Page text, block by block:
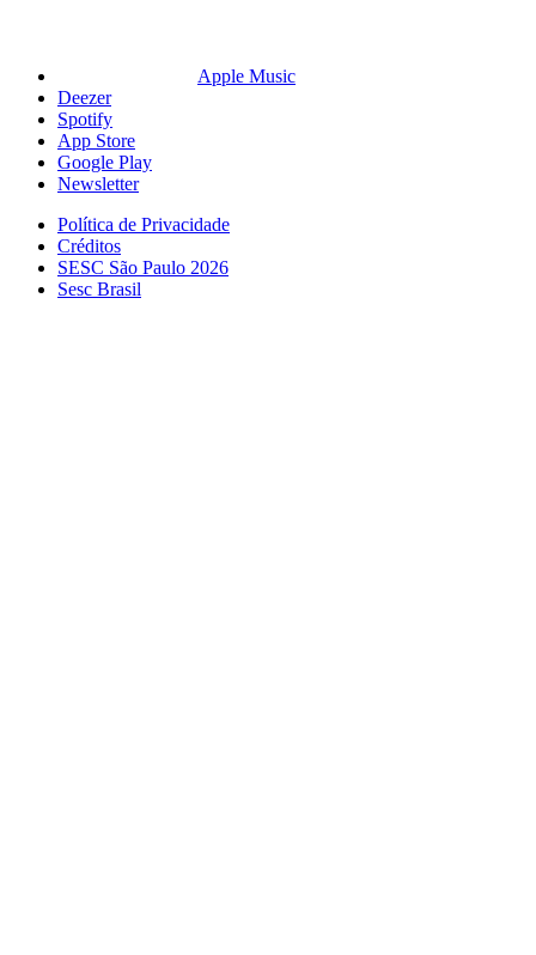
Apple Music
Deezer
Spotify
App Store
Google Play
Newsletter
Política de Privacidade
Créditos
SESC São Paulo 2026
Sesc Brasil